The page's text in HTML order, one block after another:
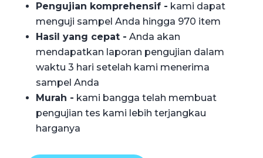
Pengujian komprehensif - kami dapat
menguji sampel Anda hingga 970 item
Hasil yang cepat - Anda akan
mendapatkan laporan pengujian dalam
waktu 3 hari setelah kami menerima
sampel Anda
Murah - kami bangga telah membuat
pengujian tes kami lebih terjangkau
harganya